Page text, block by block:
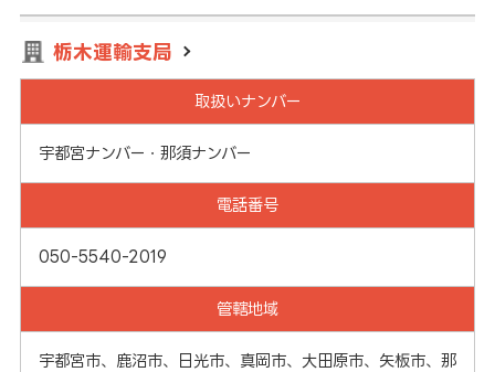
栃木運輸支局
取扱いナンバー
宇都宮ナンバー・那須ナンバー
電話番号
050-5540-2019
管轄地域
宇都宮市、鹿沼市、日光市、真岡市、大田原市、矢板市、那